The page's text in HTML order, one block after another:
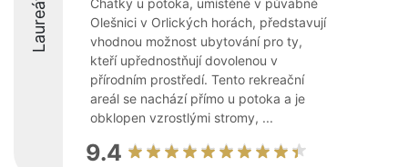
Laureáti
Chatky u potoka, umístěné v půvabné
Olešnici v Orlických horách, představují
vhodnou možnost ubytování pro ty,
kteří upřednostňují dovolenou v
přírodním prostředí. Tento rekreační
areál se nachází přímo u potoka a je
obklopen vzrostlými stromy, ...
9.4